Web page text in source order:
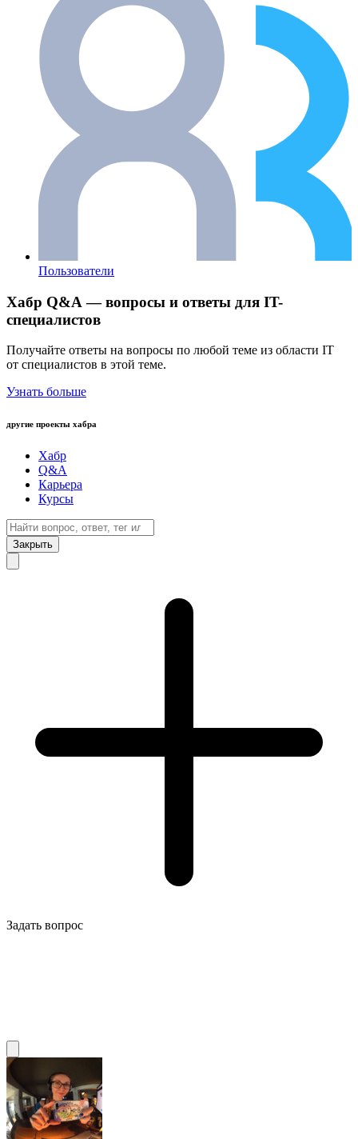
Пользователи
Хабр Q&A — вопросы и ответы для IT-
специалистов
Получайте ответы на вопросы по любой теме из области IT
от специалистов в этой теме.
Узнать больше
другие проекты хабра
Хабр
Q&A
Карьера
Курсы
Закрыть
Задать вопрос